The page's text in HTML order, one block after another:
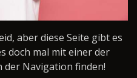
aber diese Seite gibt es
doch mal mit einer der
der Navigation finden!